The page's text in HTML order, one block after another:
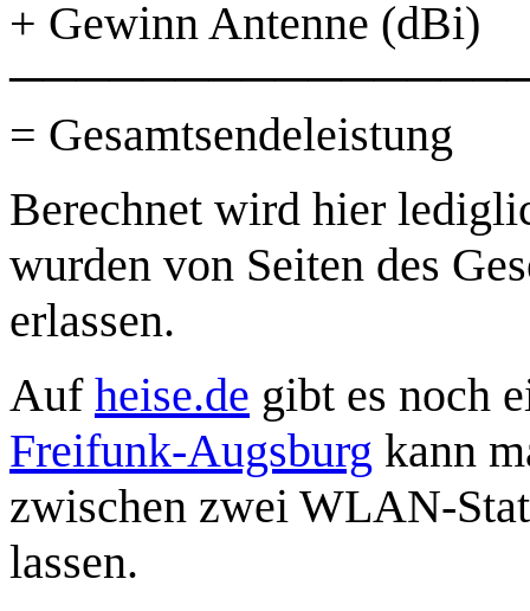
+ Gewinn Antenne (dBi)
= Gesamtsendeleistung
Berechnet wird hier
wurden von Seiten des
erlassen.
Auf heise.de gibt es noch
Freifunk-Augsburg kann
zwischen zwei WLAN-
lassen.